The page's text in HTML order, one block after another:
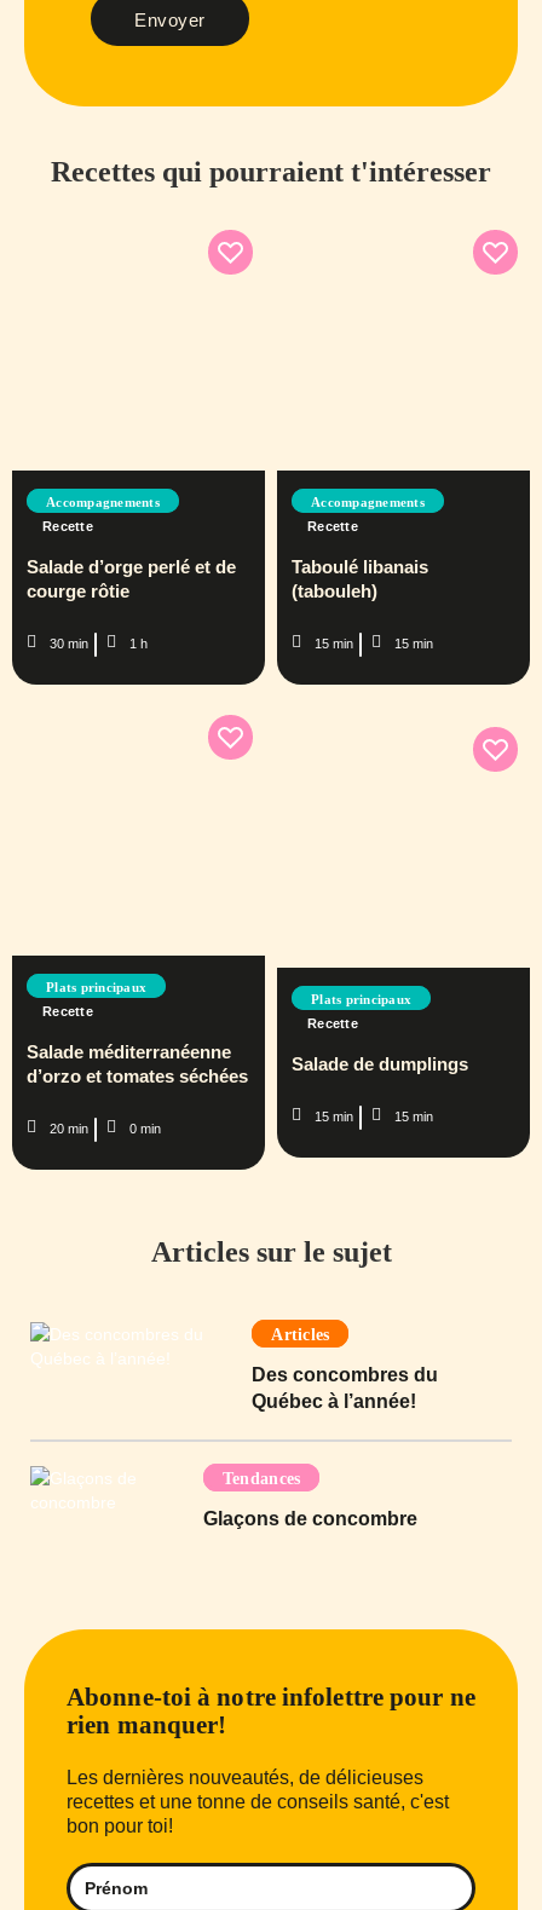
Envoyer
Recettes qui pourraient t'intéresser
Accompagnements
Recette
Salade d’orge perlé et de
courge rôtie
30 min 1 h
Accompagnements
Recette
Taboulé libanais
(tabouleh)
15 min 15 min
Plats principaux
Recette
Salade méditerranéenne
d’orzo et tomates séchées
20 min 0 min
Plats principaux
Recette
Salade de dumplings
15 min 15 min
Articles sur le sujet
Articles
Des concombres du
Québec à l’année!
Tendances
Glaçons de concombre
Abonne-toi à notre infolettre pour ne
rien manquer!
Les dernières nouveautés, de délicieuses
recettes et une tonne de conseils santé, c'est
bon pour toi!